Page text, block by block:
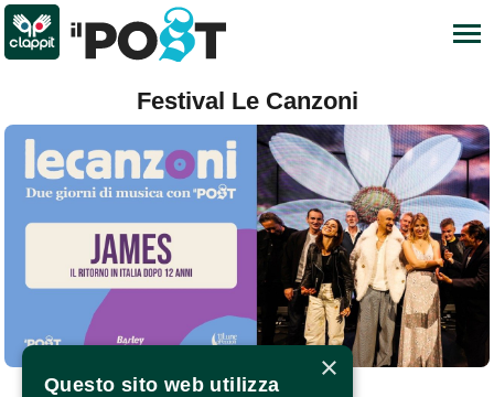
Festival Le Canzoni
×
Questo sito web utilizza